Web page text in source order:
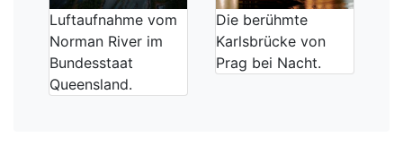
Luftaufnahme vom
Norman River im
Bundesstaat
Queensland.
Die berühmte
Karlsbrücke von
Prag bei Nacht.